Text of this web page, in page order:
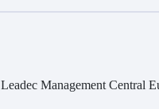
Leadec Management Central